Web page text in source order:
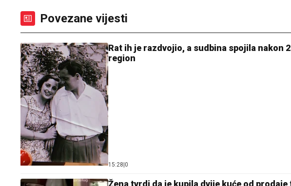
Povezane vijesti
Rat ih je razdvojio, a sudbina spojila nakon
region
15:28 0
Žena tvrdi da je kupila dvije kuće od prodaje